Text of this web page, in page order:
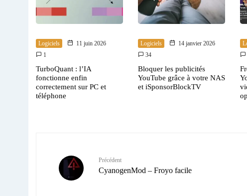
Logiciels
11 juin 2026
1
TurboQuant : l’IA
fonctionne enfin
correctement sur PC et
téléphone
Logiciels
14 janvier 2026
34
Bloquer les publicités
YouTube grâce à votre NAS
et iSponsorBlockTV
Précédent
CyanogenMod – Froyo facile